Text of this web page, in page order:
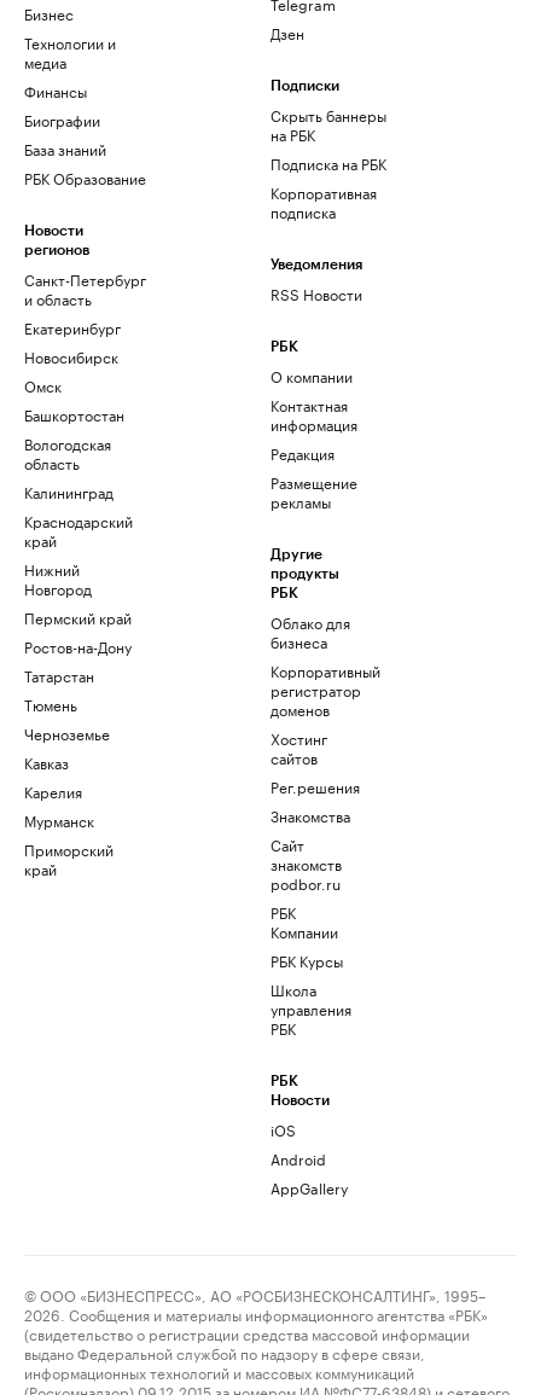
Бизнес
Технологии и
медиа
Финансы
Биографии
База знаний
РБК Образование
Новости
регионов
Санкт-Петербург
и область
Екатеринбург
Новосибирск
Омск
Башкортостан
Вологодская
область
Калининград
Краснодарский
край
Нижний
Новгород
Пермский край
Ростов-на-Дону
Татарстан
Тюмень
Черноземье
Кавказ
Карелия
Мурманск
Приморский
край
Дзен
Подписки
Скрыть баннеры
на РБК
Подписка на РБК
Корпоративная
подписка
Уведомления
RSS Новости
РБК
О компании
Контактная
информация
Редакция
Размещение
рекламы
Другие
продукты
РБК
Облако для
бизнеса
Корпоративный
регистратор
доменов
Хостинг
сайтов
Рег.решения
Знакомства
Сайт
знакомств
podbor.ru
РБК
Компании
РБК Курсы
Школа
управления
РБК
РБК
Новости
iOS
Android
AppGallery
© ООО «БИЗНЕСПРЕСС», АО «РОСБИЗНЕСКОНСАЛТИНГ», 1995–
2026. Сообщения и материалы информационного агентства «РБК»
(свидетельство о регистрации средства массовой информации
выдано Федеральной службой по надзору в сфере связи,
информационных технологий и массовых коммуникаций